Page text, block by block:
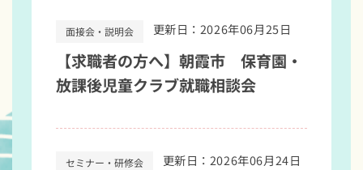
面接会・説明会 更新日：2026年06月25日
【求職者の方へ】朝霞市 保育園・
放課後児童クラブ就職相談会
セミナー・研修会 更新日：2026年06月24日